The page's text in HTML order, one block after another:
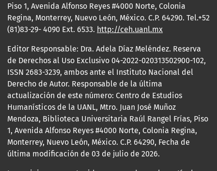
Piso 1, Avenida Alfonso Reyes #4000 Norte, Colonia
Regina, Monterrey, Nuevo León, México. C.P. 64290. Tel.+52
(81)83-29- 4090 Ext. 6533. http://ceh.uanl.mx
Editor Responsable: Dra. Adela Díaz Meléndez. Reserva
de Derechos al Uso Exclusivo 04-2022-020313502900-102,
ISSN 2683-3239, ambos ante el Instituto Nacional del
Derecho de Autor. Responsable de la última
actualización de este número: Centro de Estudios
Humanísticos de la UANL, Mtro. Juan José Muñoz
Mendoza, Biblioteca Universitaria Raúl Rangel Frías, Piso
1, Avenida Alfonso Reyes #4000 Norte, Colonia Regina,
Monterrey, Nuevo León, México. C.P. 64290, Fecha de
última modificación de 03 de julio de 2026.